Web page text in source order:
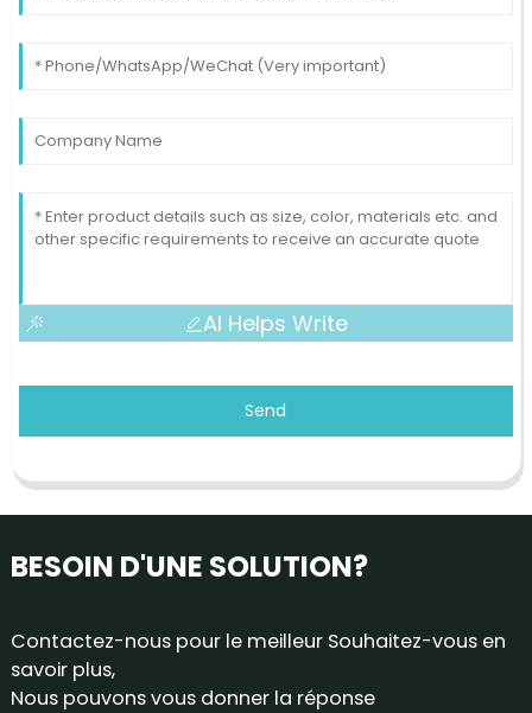
AI Helps Write
Send
BESOIN D'UNE SOLUTION?
Contactez-nous pour le meilleur Souhaitez-vous en
savoir plus,
Nous pouvons vous donner la réponse